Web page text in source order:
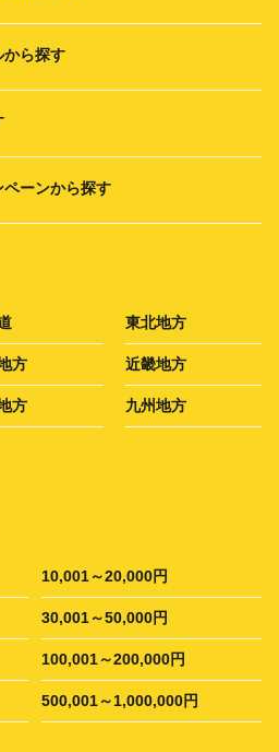
から探す
ーンから探す
東北地方
方 近畿地方
方 九州地方
10,001～20,000円
30,001～50,000円
100,001～200,000円
500,001～1,000,000円